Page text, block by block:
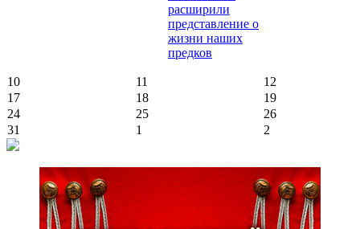
расширили
представление о
жизни наших
предков
10 11
12
17
18
19
24
25
26
31
1 2